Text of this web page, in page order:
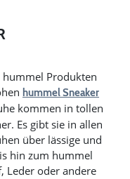
hummel Produkten
hummel Sneaker
kommen in tollen
Es gibt sie in allen
über lässige und
hin zum hummel
Leder oder andere